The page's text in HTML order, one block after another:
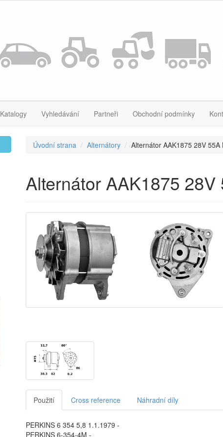
Katalogy Vyhledávání Partneři Obchodní podmínky
Úvodní strana Alternátory Alternátor AAK1875 28V 55A
Alternátor AAK1875 28V
Použití Cross reference Náhradní díly
PERKINS 6 354 5,8 1.1.1979 -
PERKINS 6-354-4M -